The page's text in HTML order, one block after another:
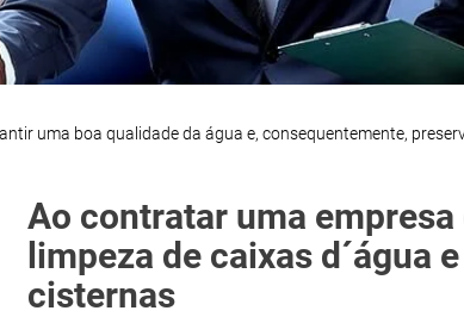
uma boa qualidade da água e, consequentemente,
Ao contratar uma empresa
limpeza de caixas d´água e
cisternas